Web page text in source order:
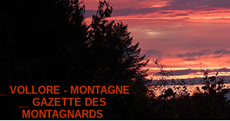
__ VOLLORE - MONTAGNE
__ GAZETTE DES
MONTAGNARDS